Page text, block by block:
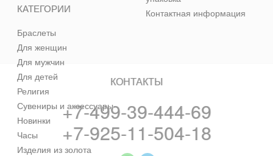
КАТЕГОРИИ
Браслеты
Для женщин
Для мужчин
Для детей
Религия
Сувениры и аксессуары
Новинки
Часы
Изделия из золота
Контактная информация
КОНТАКТЫ
+7-499-39-444-69
+7-925-11-504-18